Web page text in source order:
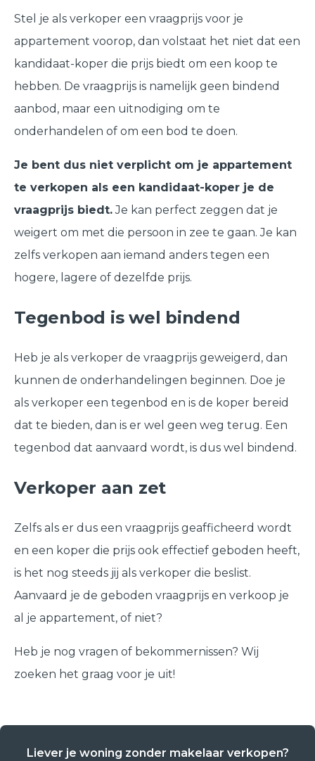
Stel je als verkoper een vraagprijs voor je
appartement voorop, dan volstaat het niet dat een
kandidaat-koper die prijs biedt om een koop te
hebben. De vraagprijs is namelijk geen bindend
aanbod, maar een uitnodiging om te
onderhandelen of om een bod te doen.
Je bent dus niet verplicht om je appartement
te verkopen als een kandidaat-koper je de
vraagprijs biedt.Je kan perfect zeggen dat je
weigert om met die persoon in zee te gaan. Je kan
zelfs verkopen aan iemand anders tegen een
hogere, lagere of dezelfde prijs.
Tegenbod is wel bindend
Heb je als verkoper de vraagprijs geweigerd, dan
kunnen de onderhandelingen beginnen. Doe je
als verkoper een tegenbod en is de koper bereid
dat te bieden, dan is er wel geen weg terug. Een
tegenbod dat aanvaard wordt, is dus wel bindend.
Verkoper aan zet
Zelfs als er dus een vraagprijs geafficheerd wordt
en een koper die prijs ook effectief geboden heeft,
is het nog steeds jij als verkoper die beslist.
Aanvaard je de geboden vraagprijs en verkoop je
al je appartement, of niet?
Heb je nog vragen of bekommernissen? Wij
zoeken het graag voor je uit!
Liever je woning zonder makelaar verkopen?